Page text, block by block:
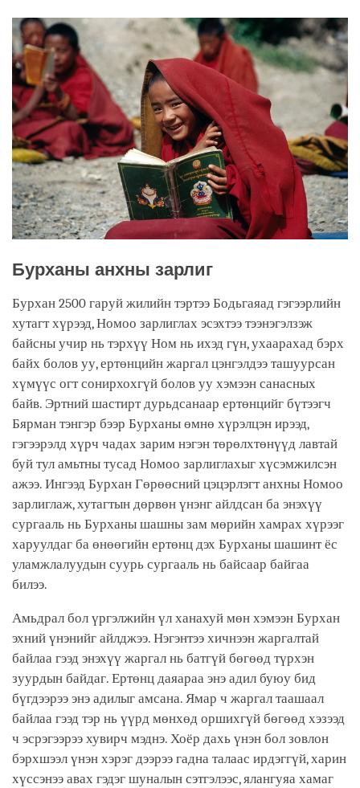
Бурханы анхны зарлиг
Бурхан 2500 гаруй жилийн тэртээ Бодьгаяад гэгээрлийн
хутагт хүрээд, Номоо зарлиглах эсэхтээ тээнэгэлзэж
байсны учир нь тэрхүү Ном нь ихэд гүн, ухаарахад бэрх
байх болов уу, ертөнцийн жаргал цэнгэлдээ ташуурсан
хүмүүс огт сонирхохгүй болов уу хэмээн санасных
байв. Эртний шастирт дурьдсанаар ертөнцийг бүтээгч
Бярман тэнгэр бээр Бурханы өмнө хүрэлцэн ирээд,
гэгээрэлд хүрч чадах зарим нэгэн төрөлхтөнүүд лавтай
буй тул амьтны тусад Номоо зарлиглахыг хүсэмжилсэн
ажээ. Ингээд Бурхан Гөрөөсний цэцэрлэгт анхны Номоо
зарлиглаж, хутагтын дөрвөн үнэнг айлдсан ба энэхүү
сургааль нь Бурханы шашны зам мөрийн хамрах хүрээг
харуулдаг ба өнөөгийн ертөнц дэх Бурханы шашинт ёс
уламжлалуудын суурь сургааль нь байсаар байгаа
билээ.
Амьдрал бол үргэлжийн үл ханахуй мөн хэмээн Бурхан
эхний үнэнийг айлджээ. Нэгэнтээ хичнээн жаргалтай
байлаа гээд энэхүү жаргал нь батгүй бөгөөд түрхэн
зуурдын байдаг. Ертөнц даяараа энэ адил буюу бид
бүгдээрээ энэ адилыг амсана. Ямар ч жаргал таашаал
байлаа гээд тэр нь үүрд мөнхөд оршихгүй бөгөөд хэзээд
ч эсрэгээрээ хувирч мэднэ. Хоёр дахь үнэн бол зовлон
бэрхшээл үнэн хэрэг дээрээ гадна талаас ирдэггүй, харин
хүссэнээ авах гэдэг шуналын сэтгэлээс, ялангуяа хамаг